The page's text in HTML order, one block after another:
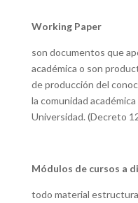
Working Paper
son documentos que
académica o son
de producción del
la comunidad
Universidad. (Decreto
Módulos de cursos a
todo material